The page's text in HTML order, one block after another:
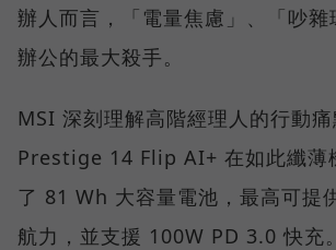
辦人而言，「電量焦慮」、「吵雜
辦公的最大殺手。
MSI 深刻理解高階經理人的行動
Prestige 14 Flip AI+ 在如此纖薄
了 81 Wh 大容量電池，最高可提
航力，並支援 100W PD 3.0 快充